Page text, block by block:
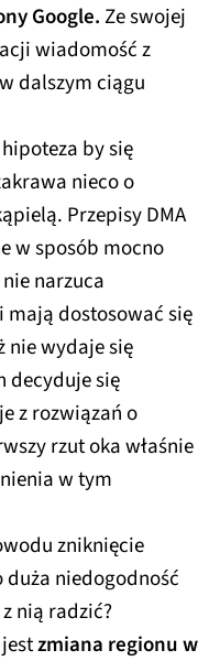
Google.Ze swojej
wiadomość z
dalszym ciągu
by się
nieco o
Przepisy DMA
w sposób mocno
narzuca
dostosować się
nie wydaje się
decyduje się
z rozwiązań o
rzut oka właśnie
w tym
zniknięcie
niedogodność
nią radzić?
zmiana regionu w